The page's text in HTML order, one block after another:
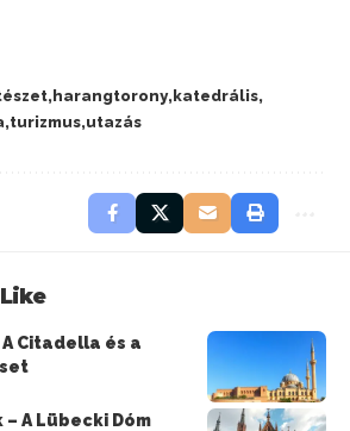
harangtorony katedrális
turizmus utazás
Citadella és a
A Lübecki Dóm